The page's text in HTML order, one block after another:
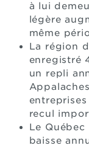
à lui
légère
même
La région
enregistré
un repli
recul
Le
baisse